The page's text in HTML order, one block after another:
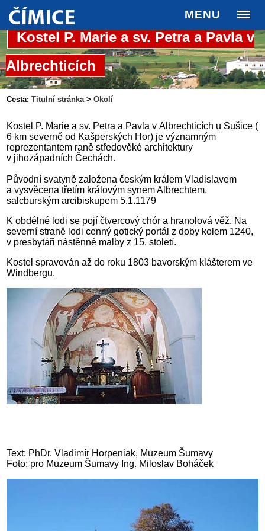
MENU
Kostel P. Marie a sv. Petra a Pavla v
Albrechticích
Cesta: Titulní stránka>Okolí
Kostel P. Marie a sv. Petra a Pavla v Albrechticích u Sušice (
6 km severně od Kašperských Hor) je významným
reprezentantem raně středověké architektury
v jihozápadních Čechách.
Původní svatyně založena českým králem Vladislavem
a vysvěcena třetím královým synem Albrechtem,
salcburským arcibiskupem 5.1.1179
K obdélné lodi se pojí čtvercový chór a hranolová věž. Na
severní straně lodi cenný gotický portál z doby kolem 1240,
v presbytáři nástěnné malby z 15. století.
Kostel spravován až do roku 1803 bavorským klášterem ve
Windbergu.
Text: PhDr. Vladimír Horpeniak, Muzeum Šumavy
Foto: pro Muzeum Šumavy Ing. Miloslav Boháček